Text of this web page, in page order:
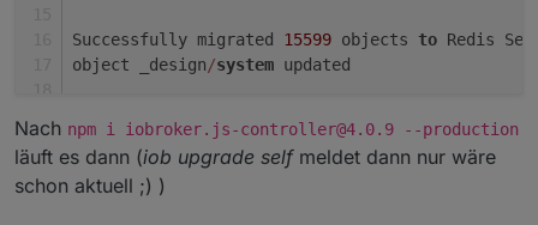
Successfully migrated 15599 objects to Redis
object _design/system updated
States database error: connect ECONNREFUSED
States database error: connect ECONNREFUSED
States database error:
Nach npm i iobroker.js-controller@4.0.9 --production
läuft es dann (iob upgrade selfmeldet dann nur wäre
schon aktuell ;) )